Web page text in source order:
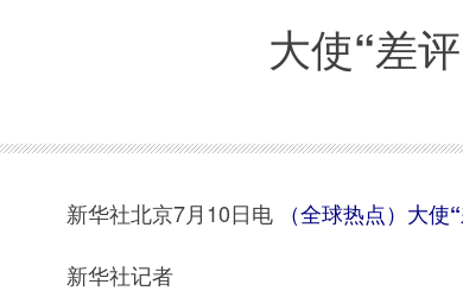
大使“差
新华社北京7月10日电
（全球热点）大
新华社记者